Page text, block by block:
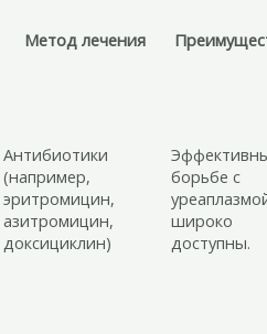
Метод лечения
Антибиотики
(например,
эритромицин,
азитромицин,
доксициклин)
борьбе с
широко
доступны.